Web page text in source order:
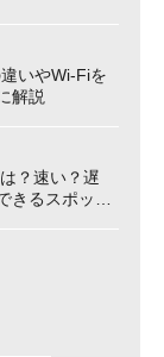
いやWi-Fiを
解説
？速い？遅
きるスポット